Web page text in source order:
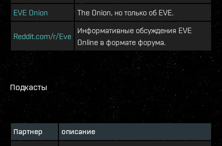
EVE Onion
The Onion, но только об EVE.
Reddit.com/r/Eve
Информативные обсуждения EVE
Online в формате форума.
Подкасты
Партнер описание